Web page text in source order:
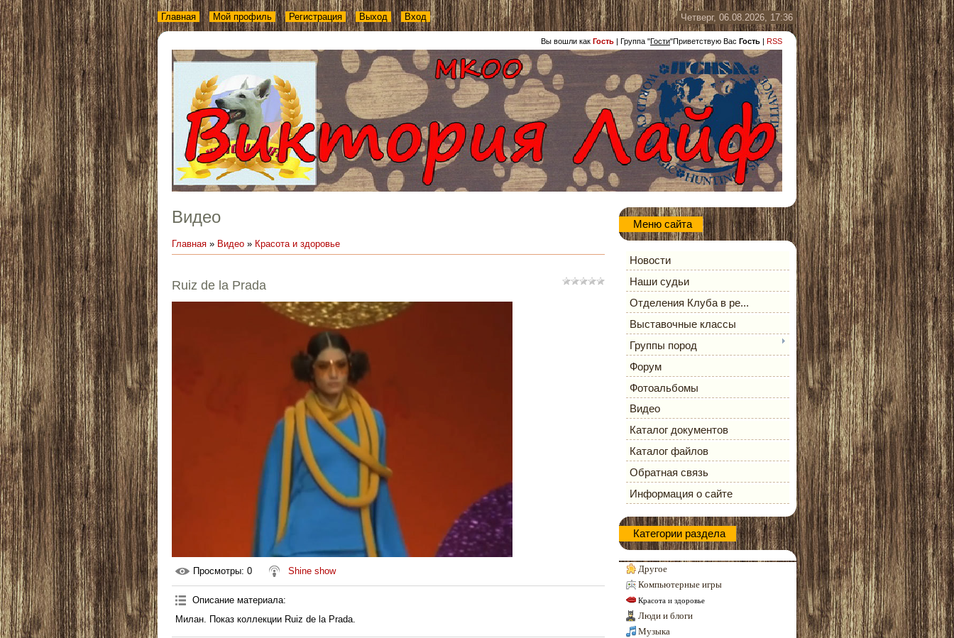
Четверг, 06.08.2026, 17:36
Вы вошли как Гость | Группа "Гости"Приветствую Вас Гость | RSS
Главная Мой профиль Регистрация Выход Вход
Видео
Главная » Видео » Красота и здоровье
Ruiz de la Prada
Просмотры: 0 Shine show
Описание материала:
Милан. Показ коллекции Ruiz de la Prada.
Меню сайта
Новости
Наши судьи
Отделения Клуба в ре...
Выставочные классы
Группы пород
Форум
Фотоальбомы
Видео
Каталог документов
Каталог файлов
Обратная связь
Информация о сайте
Категории раздела
Другое
Компьютерные игры
Красота и здоровье
Люди и блоги
Музыка